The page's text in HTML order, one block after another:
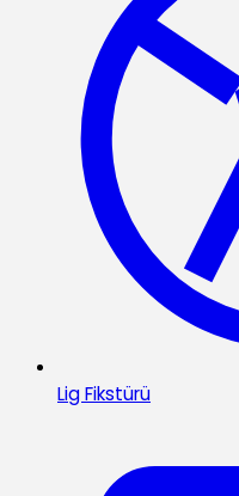
Lig Fikstürü